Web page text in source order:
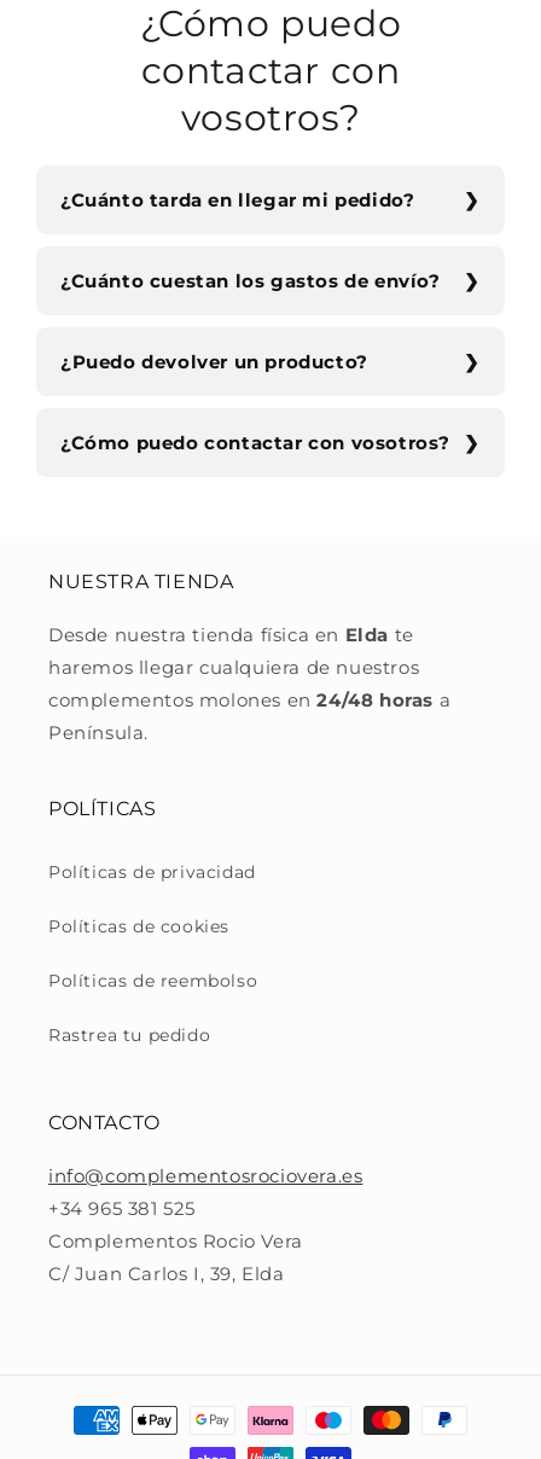
¿Cómo puedo
contactar con
vosotros?
¿Cuánto tarda en llegar mi pedido?
¿Cuánto cuestan los gastos de envío?
¿Puedo devolver un producto?
¿Cómo puedo contactar con vosotros?
NUESTRA TIENDA
Desde nuestra tienda física en Elda te
haremos llegar cualquiera de nuestros
complementos molones en24/48 horas a
Península.
POLÍTICAS
Políticas de privacidad
Políticas de cookies
Políticas de reembolso
Rastrea tu pedido
CONTACTO
info@complementosrociovera.es
+34 965 381 525
Complementos Rocio Vera
C/ Juan Carlos I, 39, Elda
Formas